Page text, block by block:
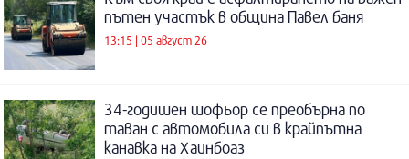
пътен участък в община Павел баня
13:15 | 05 август 26
34-годишен шофьор се преобърна по
таван с автомобила си в крайпътна
канавка на Хаинбоаз